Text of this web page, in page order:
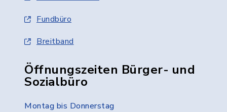
Fundbüro
Breitband
Öffnungszeiten Bürger- und
Sozialbüro
Montag bis Donnerstag